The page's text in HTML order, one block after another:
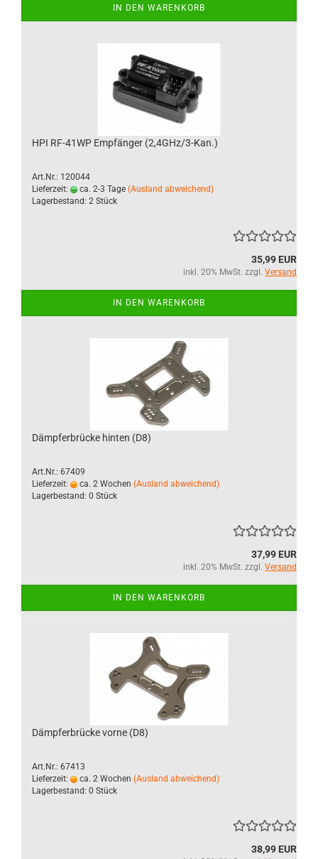
IN DEN WARENKORB
HPI RF-41WP Empfänger (2,4GHz/3-Kan.)
Art.Nr.: 120044
Lieferzeit:
ca. 2-3 Tage (Ausland abweichend)
Lagerbestand: 2 Stück
35,99 EUR
inkl. 20% MwSt. zzgl. Versand
IN DEN WARENKORB
Dämpferbrücke hinten (D8)
Art.Nr.: 67409
Lieferzeit:
ca. 2 Wochen (Ausland abweichend)
Lagerbestand: 0 Stück
37,99 EUR
inkl. 20% MwSt. zzgl. Versand
IN DEN WARENKORB
Dämpferbrücke vorne (D8)
Art.Nr.: 67413
Lieferzeit:
ca. 2 Wochen (Ausland abweichend)
Lagerbestand: 0 Stück
38,99 EUR